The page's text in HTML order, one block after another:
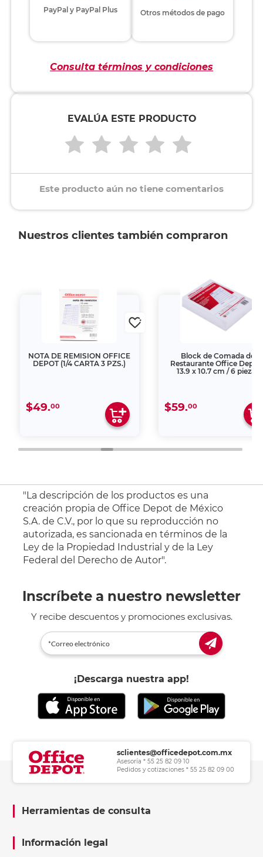
PayPal y PayPal Plus Otros métodos de pago
Consulta términos y condiciones
EVALÚA ESTE PRODUCTO
Este producto aún no tiene comentarios
Nuestros clientes también compraron
NOTA DE REMISION OFFICE
DEPOT (1/4 CARTA 3 PZS.)
$49.00
Block de Comada de
Restaurante Office Depot
13.9 x 10.7 cm / 6 piezas
$59.00
"La descripción de los productos es una
creación propia de Office Depot de México
S.A. de C.V., por lo que su reproducción no
autorizada, es sancionada en términos de la
Ley de la Propiedad Industrial y de la Ley
Federal del Derecho de Autor".
Inscríbete a nuestro newsletter
Y recibe descuentos y promociones exclusivas.
¡Descarga nuestra app!
sclientes@officedepot.com.mx
Asesoría * 55 25 82 09 10
Pedidos y cotizaciones * 55 25 82 09 00
Herramientas de consulta
Información legal